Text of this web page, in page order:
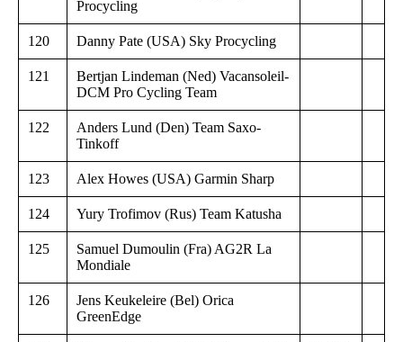
Procycling
120 Danny Pate (USA) Sky Procycling
121
Bertjan Lindeman (Ned) Vacansoleil-
DCM Pro Cycling Team
122
Anders Lund (Den) Team Saxo-
Tinkoff
123 Alex Howes (USA) Garmin Sharp
124 Yury Trofimov (Rus) Team Katusha
125
Samuel Dumoulin (Fra) AG2R La
Mondiale
126
Jens Keukeleire (Bel) Orica
GreenEdge